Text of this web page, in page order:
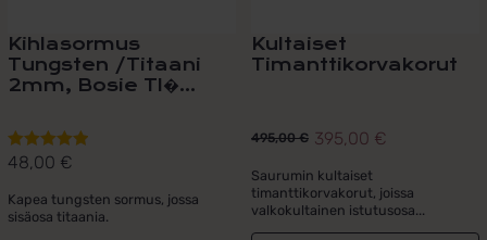
Kihlasormus
Tungsten /Titaani
2mm, Bosie TI�...
Arvostelu
5.00/ 5
48,00 €
Kapea tungsten sormus, jossa
sisäosa titaania.
Kultaiset
Timanttikorvakorut
495,00€
Alkuperäinen
hinta
oli:
495,00 €.
395,00 €
Nykyinen
hinta
on:
395,00 €.
Saurumin kultaiset
timanttikorvakorut, joissa
valkokultainen istutusosa...